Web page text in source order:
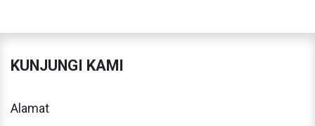
KUNJUNGI KAMI
Alamat